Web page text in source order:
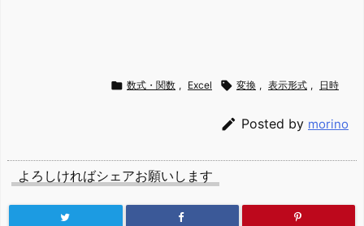
 数式・関数 , Excel  変換 , 表示形式 , 日時
 Posted by morino
よろしければシェアお願いします